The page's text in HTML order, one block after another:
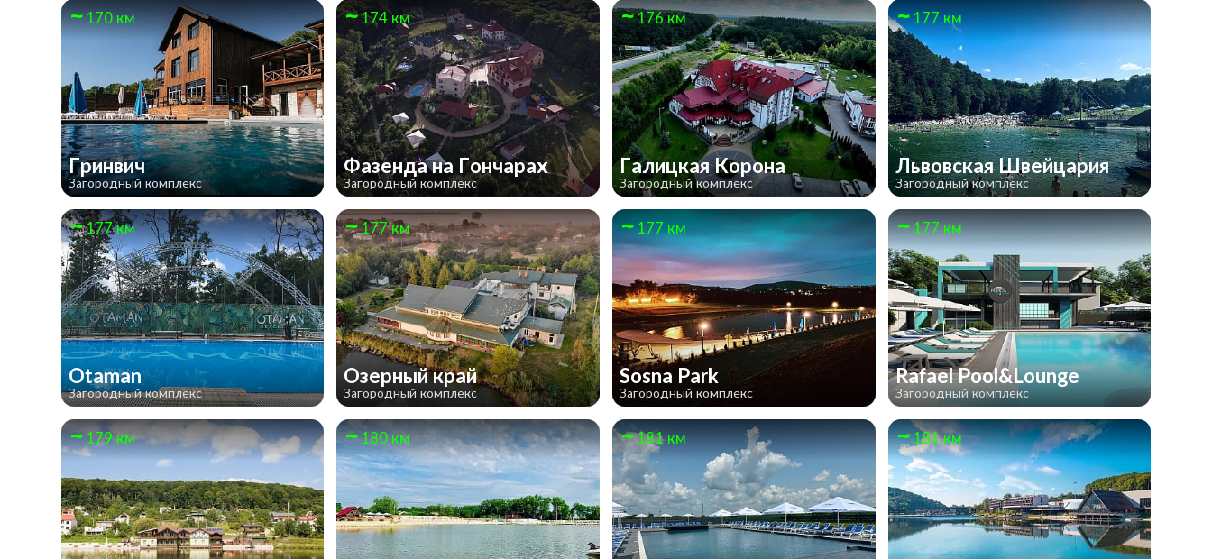
170 км
Гринвич
Загородный комплекс
174 км
Фазенда на Гончарах
Загородный комплекс
176 км
Галицкая Корона
Загородный комплекс
177 км
Львовская Швейцария
Загородный комплекс
177 км
Otaman
Загородный комплекс
177 км
Озерный край
Загородный комплекс
177 км
Sosna Park
Загородный комплекс
177 км
Rafael Pool&Lounge
Загородный комплекс
179 км 180 км 181 км 181 км